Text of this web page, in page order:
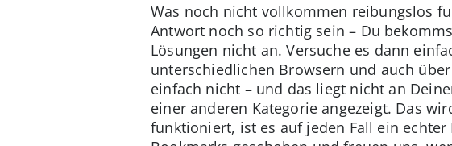
Was noch nicht vollkommen reibungslos
Antwort noch so richtig sein – Du
Lösungen nicht an. Versuche es dann
unterschiedlichen Browsern und auch
einfach nicht – und das liegt nicht an
einer anderen Kategorie angezeigt. Das
funktioniert, ist es auf jeden Fall ein